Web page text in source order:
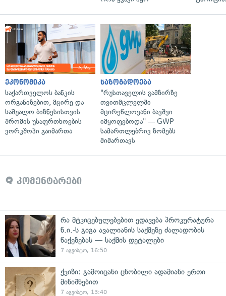
ეკონომიკა
საქართველოს ბანკის
ორგანიზებით, მცირე და
საშუალო ბიზნესისთვის
შრომის უსაფრთხოების
ვორკშოპი გაიმართა
საზოგადოება
"რუსთაველის გამზირზე
თვითმცლელში
მცირეწლოვანი ბავშვი
იმყოფებოდა" — GWP
სამართლებრივ ზომებს
მიმართავს
კომენტარები
რა მტკიცებულებებით ედავება პროკურატურა
ნ.ი.-ს გიგა ავალიანის საქმეზე ძალადობის
წაქეზებას — საქმის დეტალები
7 აგვისტო, 16:50
ქვიზი: გამოიცანი ცნობილი ადამიანი ერთი
მინიშნებით
7 აგვისტო, 13:40